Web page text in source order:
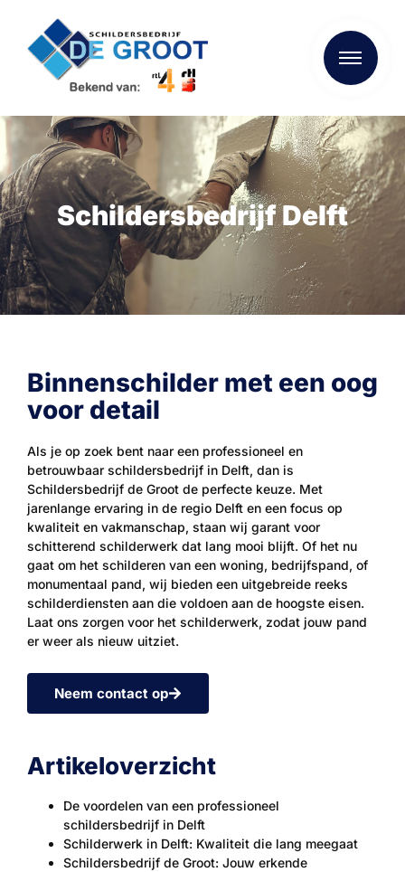
Schildersbedrijf Delft
Binnenschilder met een oog
voor detail
Als je op zoek bent naar een professioneel en
betrouwbaar schildersbedrijf in Delft, dan is
Schildersbedrijf de Groot de perfecte keuze. Met
jarenlange ervaring in de regio Delft en een focus op
kwaliteit en vakmanschap, staan wij garant voor
schitterend schilderwerk dat lang mooi blijft. Of het nu
gaat om het schilderen van een woning, bedrijfspand, of
monumentaal pand, wij bieden een uitgebreide reeks
schilderdiensten aan die voldoen aan de hoogste eisen.
Laat ons zorgen voor het schilderwerk, zodat jouw pand
er weer als nieuw uitziet.
Neem contact op
Artikeloverzicht
De voordelen van een professioneel
schildersbedrijf in Delft
Schilderwerk in Delft: Kwaliteit die lang meegaat
Schildersbedrijf de Groot: Jouw erkende